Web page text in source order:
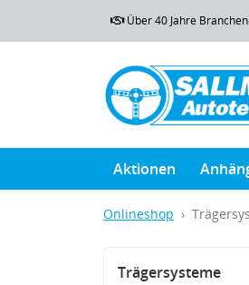
Über 40 Jahre
Aktionen
Onlineshop
Trägersysteme